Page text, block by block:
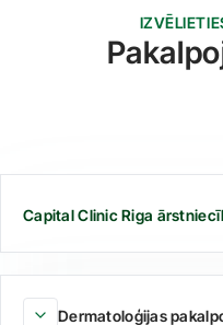
Capital Clinic Riga
Dermatoloģijas